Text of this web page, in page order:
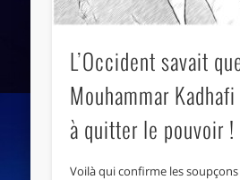
L’Occident savait
Mouhammar
à quitter le pouvoir !
Voilà qui confirme les